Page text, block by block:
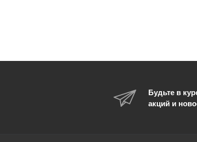
Будьте в
акций и